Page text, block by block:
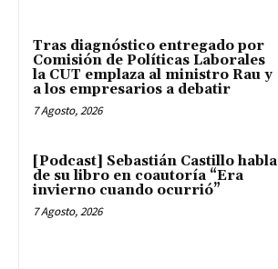
Tras diagnóstico entregado por
Comisión de Políticas Laborales
la CUT emplaza al ministro Rau y
a los empresarios a debatir
7 Agosto, 2026
[Podcast] Sebastián Castillo habla
de su libro en coautoría “Era
invierno cuando ocurrió”
7 Agosto, 2026